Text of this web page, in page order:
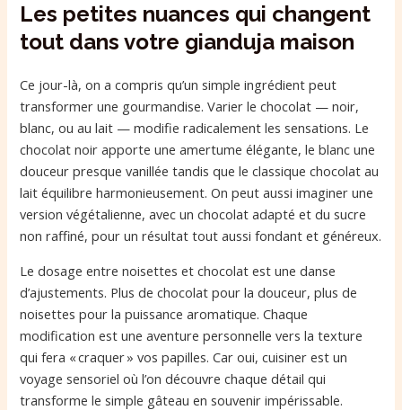
Les petites nuances qui changent
tout dans votre gianduja maison
Ce jour-là, on a compris qu’un simple ingrédient peut
transformer une gourmandise. Varier le chocolat — noir,
blanc, ou au lait — modifie radicalement les sensations. Le
chocolat noir apporte une amertume élégante, le blanc une
douceur presque vanillée tandis que le classique chocolat au
lait équilibre harmonieusement. On peut aussi imaginer une
version végétalienne, avec un chocolat adapté et du sucre
non raffiné, pour un résultat tout aussi fondant et généreux.
Le dosage entre noisettes et chocolat est une danse
d’ajustements. Plus de chocolat pour la douceur, plus de
noisettes pour la puissance aromatique. Chaque
modification est une aventure personnelle vers la texture
qui fera « craquer » vos papilles. Car oui, cuisiner est un
voyage sensoriel où l’on découvre chaque détail qui
transforme le simple gâteau en souvenir impérissable.